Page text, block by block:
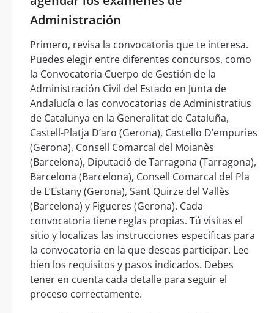
Administración
Primero, revisa la convocatoria que te interesa.
Puedes elegir entre diferentes concursos, como
la Convocatoria Cuerpo de Gestión de la
Administración Civil del Estado en Junta de
Andalucía o las convocatorias de Administratius
de Catalunya en la Generalitat de Cataluña,
Castell-Platja D’aro (Gerona), Castello D’empuries
(Gerona), Consell Comarcal del Moianès
(Barcelona), Diputació de Tarragona (Tarragona),
Barcelona (Barcelona), Consell Comarcal del Pla
de L’Estany (Gerona), Sant Quirze del Vallès
(Barcelona) y Figueres (Gerona). Cada
convocatoria tiene reglas propias. Tú visitas el
sitio y localizas las instrucciones específicas para
la convocatoria en la que deseas participar. Lee
bien los requisitos y pasos indicados. Debes
tener en cuenta cada detalle para seguir el
proceso correctamente.